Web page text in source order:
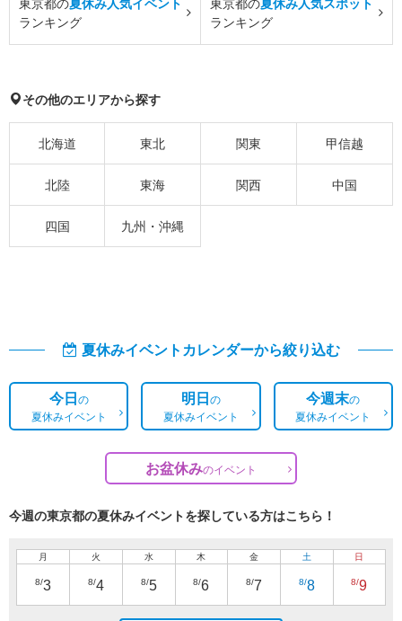
東京都の夏休み人気イベント
ランキング
東京都の夏休み人気スポット
ランキング
その他のエリアから探す
北海道 東北 関東 甲信越
北陸 東海 関西 中国
四国 九州・沖縄
夏休みイベントカレンダーから絞り込む
今日の
夏休みイベント
明日の
夏休みイベント
今週末の
夏休みイベント
お盆休みのイベント
今週の東京都の夏休みイベントを探している方はこちら！
月
8/3
火
8/4
水
8/5
木
8/6
金
8/7
土
8/8
日
8/9